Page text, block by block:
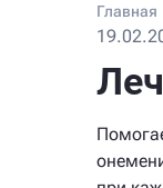
Главная